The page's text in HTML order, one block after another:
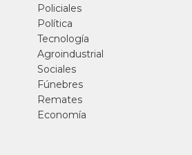
Policiales
Política
Tecnología
Agroindustrial
Sociales
Fúnebres
Remates
Economía